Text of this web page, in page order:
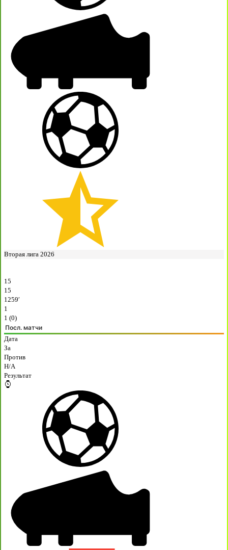
Вторая лига 2026
15
15
1259′
1
1 (0)
Посл. матчи
Дата
За
Против
H/A
Результат